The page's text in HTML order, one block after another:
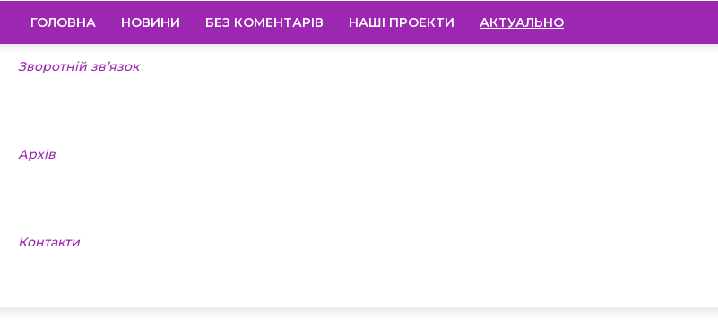
ГОЛОВНА НОВИНИ БЕЗ КОМЕНТАРІВ НАШІ ПРОЕКТИ АКТУАЛЬНО
Зворотній зв’язок
Архів
Контакти